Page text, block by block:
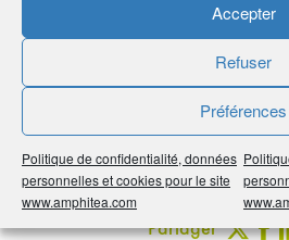
Accepter
Refuser
Préférences
Politique de confidentialité, données
personnelles et cookies pour le site
www.amphitea.com
Imprimer
Partager